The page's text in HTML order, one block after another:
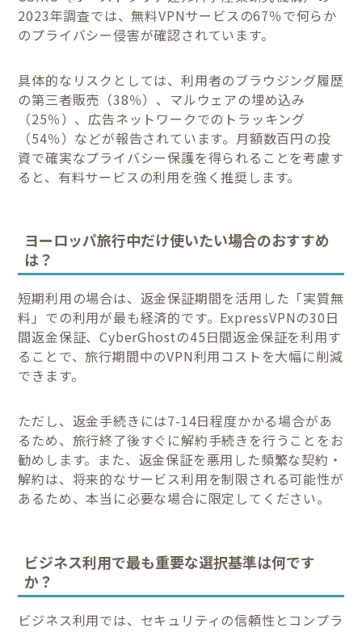
2023年調査では、無料VPNサービスの67％で何らか
のプライバシー侵害が確認されています。
具体的なリスクとしては、利用者のブラウジング履歴
の第三者販売（38％）、マルウェアの埋め込み
（25％）、広告ネットワークでのトラッキング
（54％）などが報告されています。月額数百円の投
資で確実なプライバシー保護を得られることを考慮す
ると、有料サービスの利用を強く推奨します。
ヨーロッパ旅行中だけ使いたい場合のおすすめ
は？
短期利用の場合は、返金保証期間を活用した「実質無
料」での利用が最も経済的です。ExpressVPNの30日
間返金保証、CyberGhostの45日間返金保証を利用す
ることで、旅行期間中のVPN利用コストを大幅に削減
できます。
ただし、返金手続きには7-14日程度かかる場合があ
るため、旅行終了後すぐに解約手続きを行うことをお
勧めします。また、返金保証を悪用した頻繁な契約・
解約は、将来的なサービス利用を制限される可能性が
あるため、本当に必要な場合に限定してください。
ビジネス利用で最も重要な選択基準は何です
か？
ビジネス利用では、セキュリティの信頼性とコンプラ